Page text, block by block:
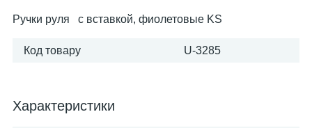
Ручки руля с вставкой, фиолетовые KS
Код товару U-3285
Характеристики